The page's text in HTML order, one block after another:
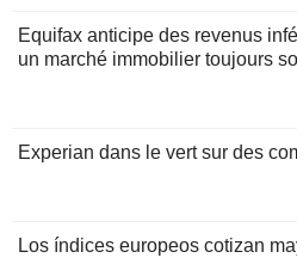
Equifax anticipe des revenus
un marché immobilier toujours
Experian dans le vert sur des
Los índices europeos cotizan